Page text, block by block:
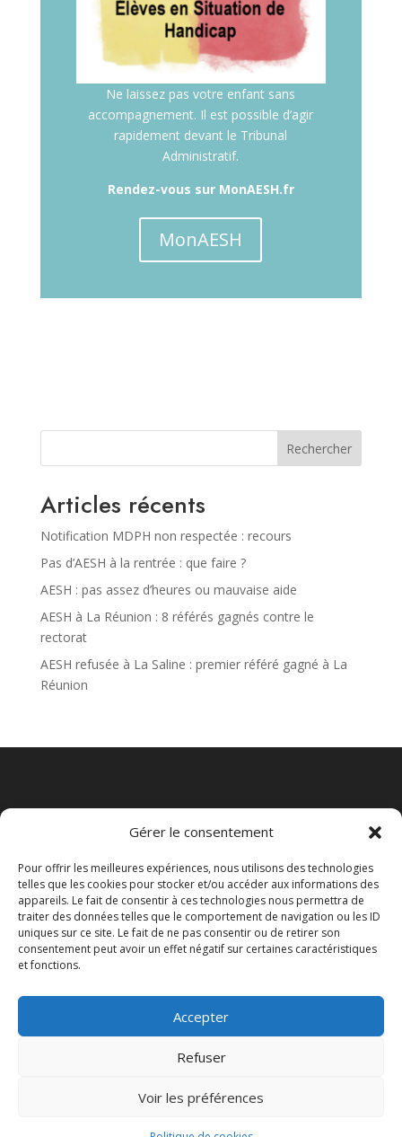
Gérer le consentement
Pour offrir les meilleures expériences, nous utilisons des technologies
telles que les cookies pour stocker et/ou accéder aux informations des
appareils. Le fait de consentir à ces technologies nous permettra de
traiter des données telles que le comportement de navigation ou les ID
uniques sur ce site. Le fait de ne pas consentir ou de retirer son
consentement peut avoir un effet négatif sur certaines caractéristiques
et fonctions.
Accepter
Refuser
Voir les préférences
Ne laissez pas votre enfant sans
accompagnement. Il est possible d’agir
rapidement devant le Tribunal
Administratif.
Rendez-vous sur MonAESH.fr
MonAESH
Rechercher
Articles récents
Notification MDPH non respectée : recours
Pas d’AESH à la rentrée : que faire ?
AESH : pas assez d’heures ou mauvaise aide
AESH à La Réunion : 8 référés gagnés contre le
rectorat
AESH refusée à La Saline : premier référé gagné à La
Réunion
Politique de cookies (UE)
Politique de confidentialité
Contact
Je prends rendez-vous